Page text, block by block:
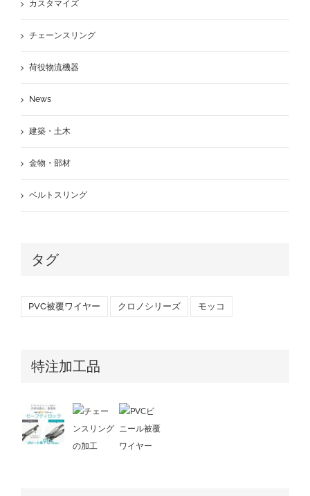
カスタマイズ
チェーンスリング
荷役物流機器
News
建築・土木
金物・部材
ベルトスリング
タグ
PVC被覆ワイヤー クロノシリーズ モッコ
特注加工品